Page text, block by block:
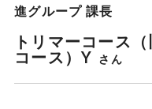
進グループ 課長
トリマーコース
コース）Y さん